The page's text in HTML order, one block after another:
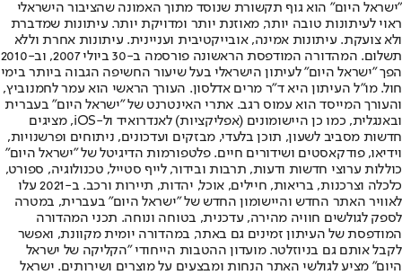
"ישראל היום" הוא גוף תקשורת שנוסד מתוך האמונה שהציבור הישראלי
ראוי לעיתונות טובה יותר, מאוזנת יותר ומדויקת יותר. עיתונות שמדברת
ולא צועקת. עיתונות אמינה, אובייקטיבית ועניינית. עיתונות אחרת וללא
תשלום. המהדורה המודפסת הראשונה פורסמה ב-30 ביולי 2007, וב-2010
הפך "ישראל היום" לעיתון הישראלי בעל שיעור החשיפה הגבוה ביותר בימי
חול. מו"ל העיתון היא ד"ר מרים אדלסון. העורך הראשי הוא עמר לחמנוביץ,
והעורך המייסד הוא עמוס רגב. אתרי האינטרנט של "ישראל היום" בעברית
ובאנגלית, כמו כן היישומונים (אפליקציות) לאנדרואיד ול-iOS, מציגים
חדשות מסביב לשעון, תוכן בלעדי, מבזקים ועדכונים, ניתוחים ופרשנויות,
וידיאו, פודקאסטים ושידורים חיים. פלטפורמות הדיגיטל של "ישראל היום"
כוללות ערוצי חדשות ודעות, תרבות ובידור, לייף סטייל, טכנולוגיה, ספורט,
כלכלה וצרכנות, בריאות, חיילים, אוכל, יהדות, תיירות ורכב. ב-2021 עלו
לאוויר האתר החדש והיישומון החדש של "ישראל היום" בעברית, במטרה
לספק לגולשים חוויה מהירה, עדכנית, בטוחה ונוחה. תכני המהדורה
המודפסת של העיתון זמינים גם באתר, במהדורה יומית מקוונת, ואפשר
לקבל אותם גם בניוזלטר. מועדון ההטבות הייחודי "הקליקה של ישראל
היום" מציע לגולשי האתר הנחות ומבצעים על מוצרים ושירותים. ישראל